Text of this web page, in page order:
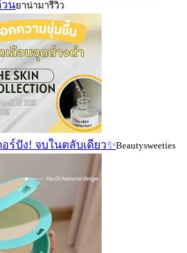
วนยาน่ามารีวิว
ร์ปัง! จบในตลับเดียว✨Beautysweeties